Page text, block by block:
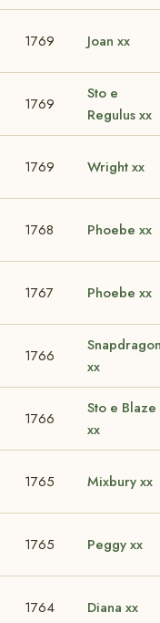
1769 Joan xx
1769
Sto e
Regulus xx
1769 Wright xx
1768 Phoebe xx
1767 Phoebe xx
1766
xx
1766
Sto e Blaze
xx
1765 Mixbury xx
1765 Peggy xx
1764 Diana xx